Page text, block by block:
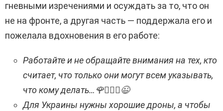
гневными изречениями и осуждать за то, что он
не на фронте, а другая часть — поддержала его и
пожелала вдохновения в его работе:
Работайте и не обращайте внимания на тех, кто
считает, что только они могут всем указывать,
что кому делать… 🌹🙋🏻‍♀️😉
Для Украины нужны хорошие дроны, а чтобы